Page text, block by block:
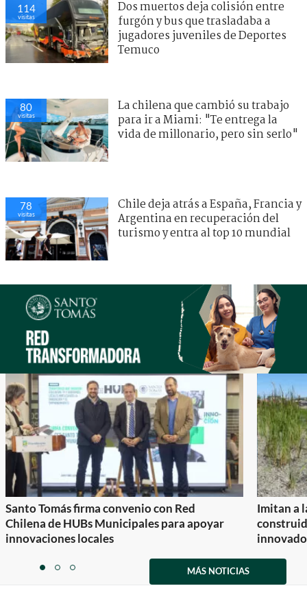
114
visitas
Dos muertos deja colisión entre
furgón y bus que trasladaba a
jugadores juveniles de Deportes
Temuco
80
visitas
La chilena que cambió su trabajo
para ir a Miami: "Te entrega la
vida de millonario, pero sin serlo"
78
visitas
Chile deja atrás a España, Francia y
Argentina en recuperación del
turismo y entra al top 10 mundial
Santo Tomás firma convenio con Red
Chilena de HUBs Municipales para apoyar
innovaciones locales
Imitan a
itemitemitem
MÁS NOTICIAS